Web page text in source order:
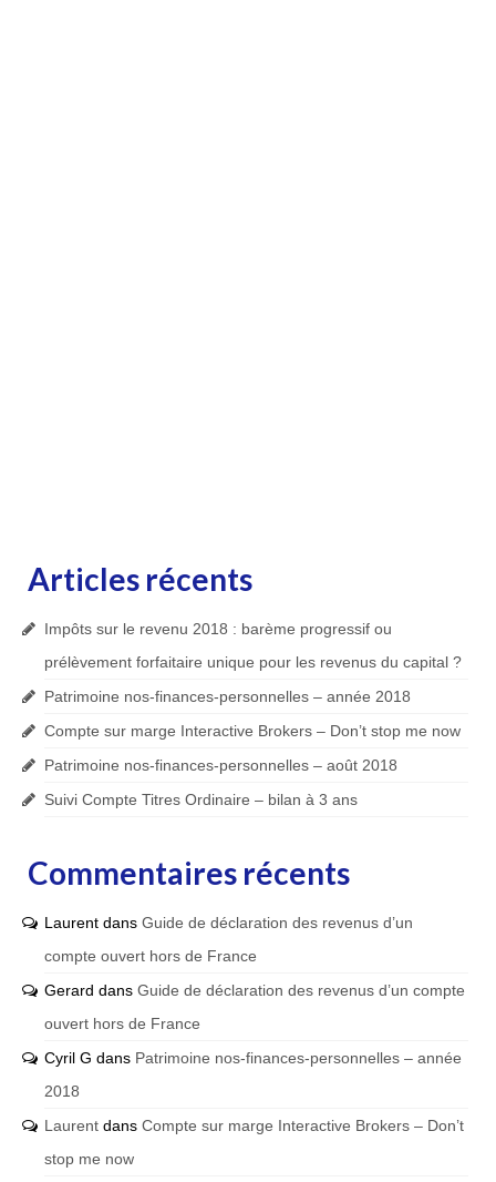
Articles récents
Impôts sur le revenu 2018 : barème progressif ou
prélèvement forfaitaire unique pour les revenus du capital ?
Patrimoine nos-finances-personnelles – année 2018
Compte sur marge Interactive Brokers – Don’t stop me now
Patrimoine nos-finances-personnelles – août 2018
Suivi Compte Titres Ordinaire – bilan à 3 ans
Commentaires récents
Laurent dans Guide de déclaration des revenus d’un
compte ouvert hors de France
Gerard dans Guide de déclaration des revenus d’un compte
ouvert hors de France
Cyril G dans Patrimoine nos-finances-personnelles – année
2018
Laurent dans Compte sur marge Interactive Brokers – Don’t
stop me now